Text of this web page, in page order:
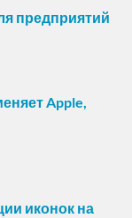
предприятий
Apple,
иконок на